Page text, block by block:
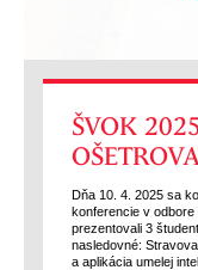
ŠVOK
Dňa 10. 4. 2025 sa
konferencie v
prezentovali 3
nasledovné:
a aplikácia umelej